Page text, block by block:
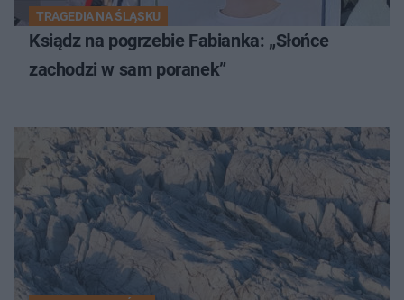
TRAGEDIA NA ŚLĄSKU
Ksiądz na pogrzebie Fabianka: „Słońce
zachodzi w sam poranek”